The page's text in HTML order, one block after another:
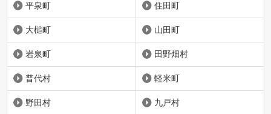
平泉町 住田町
大槌町 山田町
岩泉町 田野畑村
普代村 軽米町
野田村 九戸村